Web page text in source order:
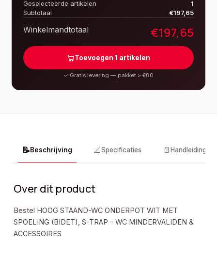
Geselecteerde artikelen
1
Subtotaal
€197,65
Winkelmandtotaal €197,65
Toevoegen 1 artikelen
✓ Gratis levering — pakket > €80
📝Beschrijving 📐Specificaties 📄 Handleidingen
Over dit product
Bestel HOOG STAAND-WC ONDERPOT WIT MET
SPOELING (BIDET), S-TRAP - WC MINDERVALIDEN &
ACCESSOIRES